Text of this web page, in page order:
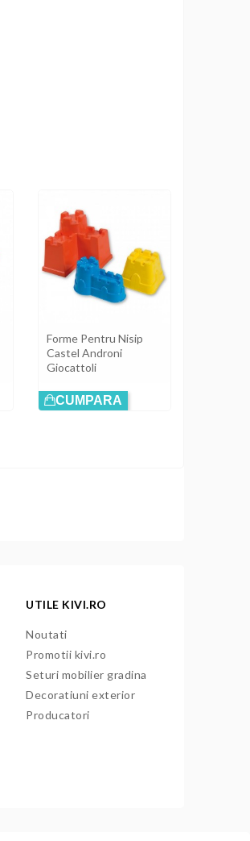
Forme Pentru Nisip
Castel Androni
Giocattoli
CUMPARA
UTILE KIVI.RO
Noutati
Promotii kivi.ro
Seturi mobilier gradina
Decoratiuni exterior
Producatori